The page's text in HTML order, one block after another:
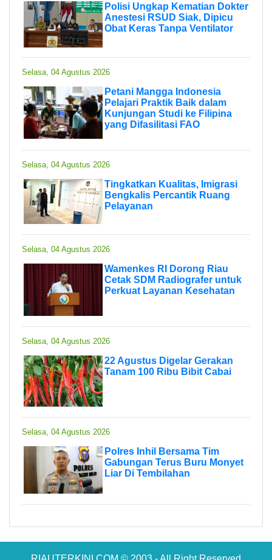
Polisi Ungkap Kematian Dokter
Anestesi RSUD Siak, Dipicu
Obat Keras Tanpa Ventilator
Selasa, 04 Agustus 2026
Petani Mangga Indonesia
Pelajari Praktik Baik dalam
Kunjungan Studi ke Filipina
yang Difasilitasi FAO
Selasa, 04 Agustus 2026
Tingkatkan Kualitas, Imigrasi
Bengkalis Percantik Ruang
Pelayanan
Selasa, 04 Agustus 2026
Wamenkes RI Dorong Riau
Cetak SDM Radiografer untuk
Perkuat Layanan Kesehatan
Selasa, 04 Agustus 2026
22 Agustus Digelar Gerakan
Tanam 100 Ribu Bibit Cabai
Selasa, 04 Agustus 2026
Polres Inhil Bersama Tim
Gabungan Terus Buru Monyet
Liar Di Tembilahan